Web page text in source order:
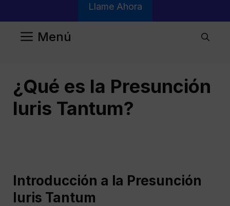
Llame Ahora
Menú
¿Qué es la Presunción
Iuris Tantum?
Introducción a la Presunción
Iuris Tantum